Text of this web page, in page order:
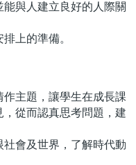
與人建立良好的人際關
上的準備。
作主題，讓學生在成長課
從而認真思考問題，建
社會及世界，了解時代動